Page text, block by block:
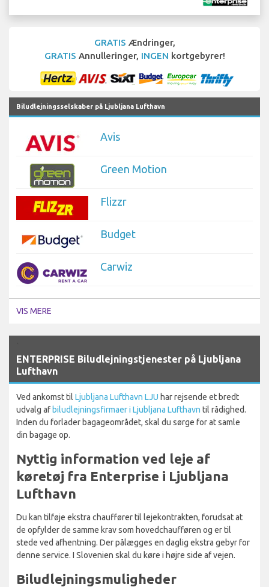
GRATIS Ændringer,
GRATIS Annulleringer, INGEN kortgebyrer!
Biludlejningsselskaber på Ljubljana Lufthavn
Avis
Green Motion
Flizzr
Budget
Carwiz
VIS MERE
ENTERPRISE Biludlejningstjenester på Ljubljana
Lufthavn
Ved ankomst til Ljubljana Lufthavn LJU har rejsende et bredt
udvalg afbiludlejningsfirmaer i Ljubljana Lufthavn til rådighed.
Inden du forlader bagageområdet, skal du sørge for at samle
din bagage op.
Nyttig information ved leje af
køretøj fra Enterprise i Ljubljana
Lufthavn
Du kan tilføje ekstra chauffører til lejekontrakten, forudsat at
de opfylder de samme krav som hovedchaufføren og er til
stede ved afhentning. Der pålægges en daglig ekstra gebyr for
denne service. I Slovenien skal du køre i højre side af vejen.
Biludlejningsmuligheder